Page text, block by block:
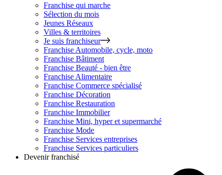
Franchise qui marche
Sélection du mois
Jeunes Réseaux
Villes & territoires
Je suis franchiseur
Franchise Automobile, cycle, moto
Franchise Bâtiment
Franchise Beauté - bien être
Franchise Alimentaire
Franchise Commerce spécialisé
Franchise Décoration
Franchise Restauration
Franchise Immobilier
Franchise Mini, hyper et supermarché
Franchise Mode
Franchise Services entreprises
Franchise Services particuliers
Devenir franchisé